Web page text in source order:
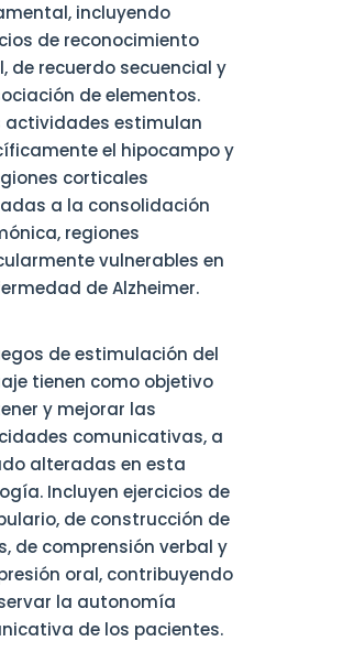
incluyendo
de reconocimiento
de recuerdo secuencial y
de elementos.
actividades estimulan
el hipocampo y
corticales
a la consolidación
regiones
vulnerables en
de Alzheimer.
de estimulación del
tienen como objetivo
y mejorar las
comunicativas, a
alteradas en esta
Incluyen ejercicios de
de construcción de
de comprensión verbal y
oral, contribuyendo
la autonomía
de los pacientes.